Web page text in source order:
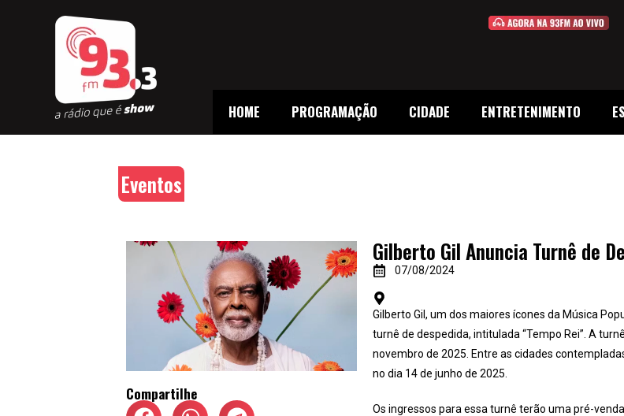
HOME PROGRAMAÇÃO CIDADE ENTRETENIMENTO
Eventos
Compartilhe
Gilberto Gil Anuncia Turnê de
07/08/2024
Gilberto Gil, um dos maiores ícones da Música
turnê de despedida, intitulada “Tempo Rei”. A
novembro de 2025. Entre as cidades
no dia 14 de junho de 2025.
Os ingressos para essa turnê terão uma pré-